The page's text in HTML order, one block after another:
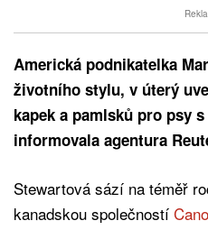
Americká podnikatelka
životního stylu, v úterý
kapek a pamlsků pro psy
informovala agentura
Stewartová sází na téměř
kanadskou společností